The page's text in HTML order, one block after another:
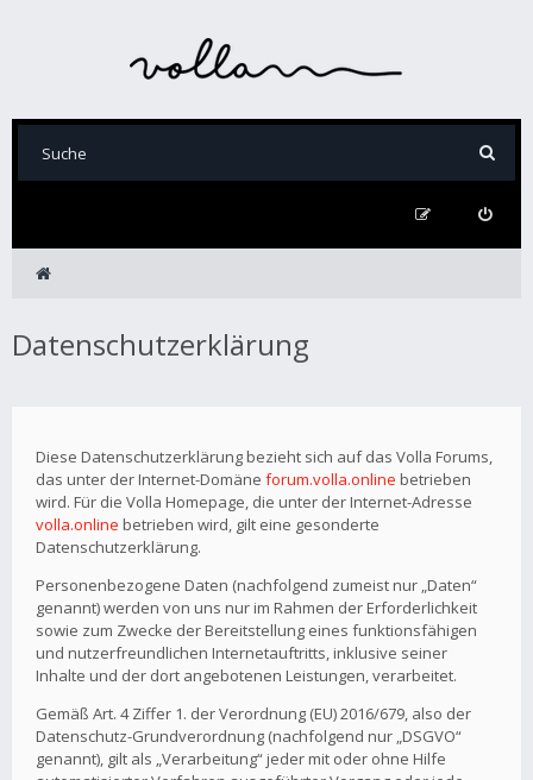
Datenschutzerklärung
Diese Datenschutzerklärung bezieht sich auf das Volla Forums,
das unter der Internet-Domäne forum.volla.online betrieben
wird. Für die Volla Homepage, die unter der Internet-Adresse
volla.online betrieben wird, gilt eine gesonderte
Datenschutzerklärung.
Personenbezogene Daten (nachfolgend zumeist nur „Daten“
genannt) werden von uns nur im Rahmen der Erforderlichkeit
sowie zum Zwecke der Bereitstellung eines funktionsfähigen
und nutzerfreundlichen Internetauftritts, inklusive seiner
Inhalte und der dort angebotenen Leistungen, verarbeitet.
Gemäß Art. 4 Ziffer 1. der Verordnung (EU) 2016/679, also der
Datenschutz-Grundverordnung (nachfolgend nur „DSGVO“
genannt), gilt als „Verarbeitung“ jeder mit oder ohne Hilfe